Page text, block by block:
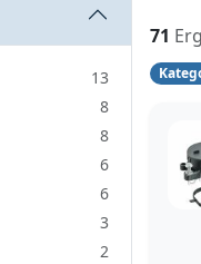
13
8
8
6
6
3
2
71